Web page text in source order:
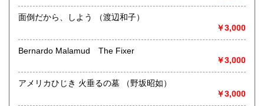
面倒だから、しよう （渡辺和子）
￥3,000
Bernardo Malamud The Fixer
￥3,000
アメリカひじき 火垂るの墓 （野坂昭如）
￥3,000